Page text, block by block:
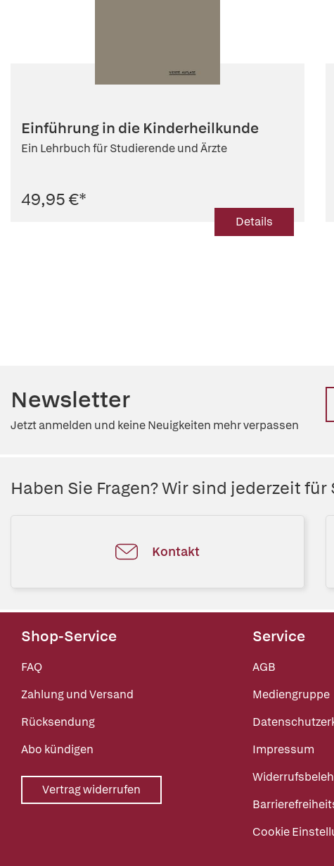
Einführung in die Kinderheilkunde
Ein Lehrbuch für Studierende und Ärzte
49,95 €*
Details
Newsletter
Jetzt anmelden und keine Neuigkeiten mehr verpassen
Haben Sie Fragen? Wir sind jederzeit für
Kontakt
Shop-Service
FAQ
Zahlung und Versand
Rücksendung
Abo kündigen
Vertrag widerrufen
Service
AGB
Mediengruppe
Impressum
Cookie